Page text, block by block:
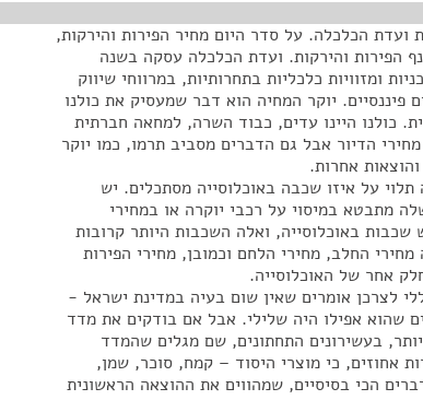
ועדת הכלכלה. על סדר היום מחיר הפירות והירקות,
הפירות והירקות. ועדת הכלכלה עסקה בשנה
ומזוויות כלכליות בתחרותיות, במרווחי שיווק
פיננסיים. יוקר המחיה הוא דבר שמעסיק את כולנו
כולנו היינו עדים, כבוד השרה, למחאה חברתית
הדיור אבל גם הדברים מסביב תרמו, כמו יוקר
אחרות.
על איזו שכבה באוכלוסייה מסתכלים. יש
מתבטא במיסוי על רכבי יוקרה או במחירי
באוכלוסייה, ואלה השכבות היותר קרובות
החלב, מחירי הלחם וכמובן, מחירי הפירות
אחר של האוכלוסייה.
לצרכן אומרים שאין שום בעיה במדינת ישראל -
שנה, היו שנים שהוא אפילו היה שלילי. אבל אם בודקים את מדד
בעשירונים התחתונים, שם מגלים שהמדד
אחוזים, כי מוצרי היסוד – קמח, סוכר, שמן,
הכי בסיסיים, שמהווים את ההוצאה הראשונית